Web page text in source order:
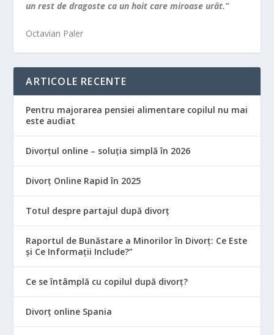
un rest de dragoste ca un hoit care miroase urât.”
Octavian Paler
ARTICOLE RECENTE
Pentru majorarea pensiei alimentare copilul nu mai
este audiat
Divorțul online – soluția simplă în 2026
Divorț Online Rapid în 2025
Totul despre partajul după divorț
Raportul de Bunăstare a Minorilor în Divorț: Ce Este
și Ce Informații Include?”
Ce se întâmplă cu copilul după divorț?
Divorț online Spania